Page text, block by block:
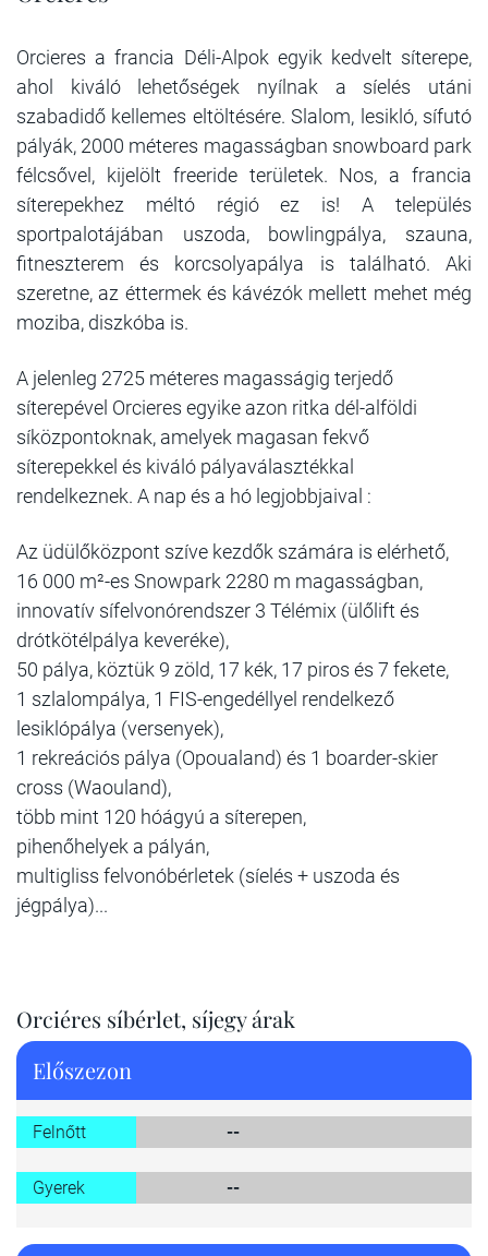
Orcieres a francia Déli-Alpok egyik kedvelt síterepe,
ahol kiváló lehetőségek nyílnak a síelés utáni
szabadidő kellemes eltöltésére. Slalom, lesikló, sífutó
pályák, 2000 méteres magasságban snowboard park
félcsővel, kijelölt freeride területek. Nos, a francia
síterepekhez méltó régió ez is! A település
sportpalotájában uszoda, bowlingpálya, szauna,
fitneszterem és korcsolyapálya is található. Aki
szeretne, az éttermek és kávézók mellett mehet még
moziba, diszkóba is.
A jelenleg 2725 méteres magasságig terjedő
síterepével Orcieres egyike azon ritka dél-alföldi
síközpontoknak, amelyek magasan fekvő
síterepekkel és kiváló pályaválasztékkal
rendelkeznek. A nap és a hó legjobbjaival :
Az üdülőközpont szíve kezdők számára is elérhető,
16 000 m²-es Snowpark 2280 m magasságban,
innovatív sífelvonórendszer 3 Télémix (ülőlift és
drótkötélpálya keveréke),
50 pálya, köztük 9 zöld, 17 kék, 17 piros és 7 fekete,
1 szlalompálya, 1 FIS-engedéllyel rendelkező
lesiklópálya (versenyek),
1 rekreációs pálya (Opoualand) és 1 boarder-skier
cross (Waouland),
több mint 120 hóágyú a síterepen,
pihenőhelyek a pályán,
multigliss felvonóbérletek (síelés + uszoda és
jégpálya)...
Orciéres síbérlet, síjegy árak
Előszezon
Felnőtt --
Gyerek --